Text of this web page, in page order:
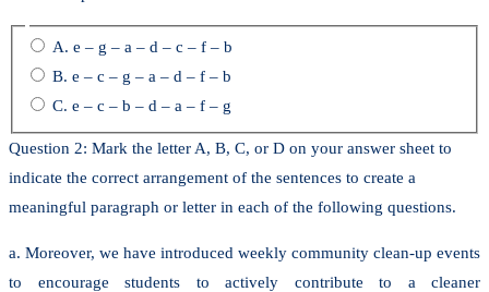
A. e – g – a – d – c – f – b
B. e – c – g – a – d – f – b
C. e – c – b – d – a – f – g
Question 2: Mark the letter A, B, C, or D on your answer sheet to
indicate the correct arrangement of the sentences to create a
meaningful paragraph or letter in each of the following questions.
a. Moreover, we have introduced weekly community clean-up events
to encourage students to actively contribute to a cleaner